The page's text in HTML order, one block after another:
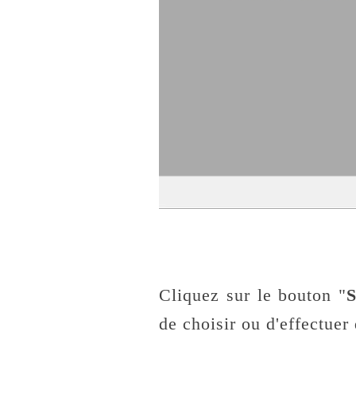
Cliquez sur le bouton "
de choisir ou d'effectuer